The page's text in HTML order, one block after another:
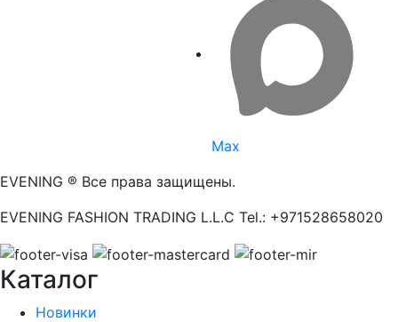
Max
EVENING ® Все права защищены.
EVENING FASHION TRADING L.L.C Tel.: +971528658020
Каталог
Новинки